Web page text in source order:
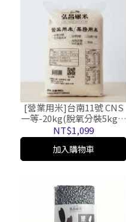
[營業用米]台南11號 CNS
一等-20kg(脫氧分裝5kg*4
包，免運，黑貓宅配)
NT$1,099
加入購物車